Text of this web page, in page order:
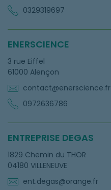
0329319697
ENERSCIENCE
3 rue Eiffel
61000 Alençon
contact@enerscience.fr
0972636786
ENTREPRISE DEGAS
1829 Chemin du THOR
04180 VILLENEUVE
ent.degas@orange.fr